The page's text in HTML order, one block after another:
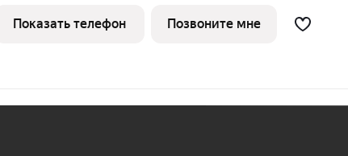
отмеченный архитектурной премией «Искусство строить».
Собственная благоустроенная
Показать телефон Позвоните мне